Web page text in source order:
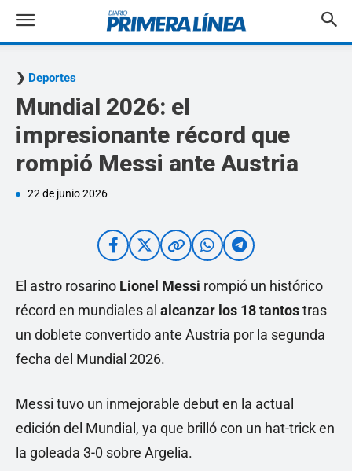
Deportes
Mundial 2026: el
impresionante récord que
rompió Messi ante Austria
22 de junio 2026
El astro rosarino Lionel Messi rompió un histórico
récord en mundiales al alcanzar los 18 tantostras
un doblete convertido ante Austria por la segunda
fecha del Mundial 2026.
Messi tuvo un inmejorable debut en la actual
edición del Mundial, ya que brilló con un hat-trick en
la goleada 3-0 sobre Argelia.